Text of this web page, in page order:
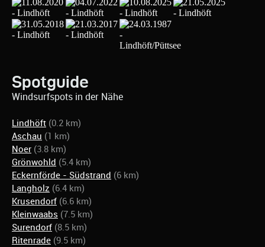
Spotguide
Windsurfspots in der Nähe
Lindhöft (0.2 km)
Aschau (1 km)
Noer (3.8 km)
Grönwohld (5.4 km)
Eckernförde - Südstrand (6 km)
Langholz (6.4 km)
Krusendorf (6.6 km)
Kleinwaabs (7.5 km)
Surendorf (8.5 km)
Ritenrade (9.5 km)